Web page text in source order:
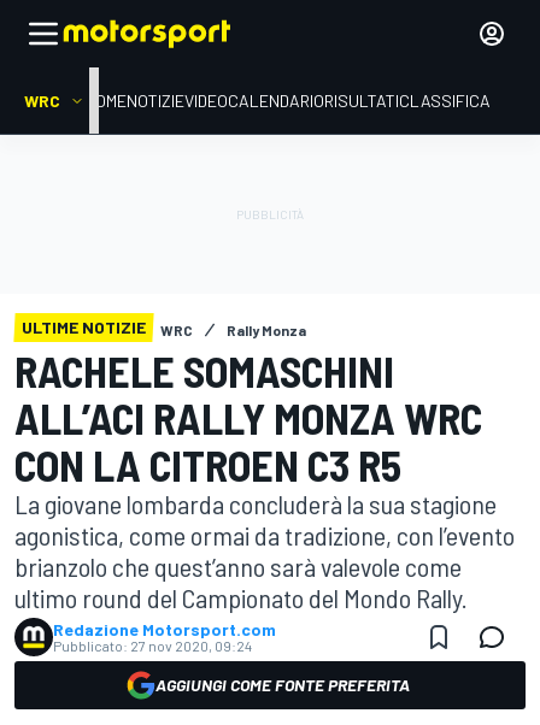
WRC HOMENOTIZIEVIDEOCALENDARIORISULTATICLASSIFICA
ULTIME NOTIZIE WRC Rally Monza
RACHELE SOMASCHINI
ALL’ACI RALLY MONZA WRC
CON LA CITROEN C3 R5
La giovane lombarda concluderà la sua stagione
agonistica, come ormai da tradizione, con l’evento
brianzolo che quest’anno sarà valevole come
ultimo round del Campionato del Mondo Rally.
Redazione Motorsport.com
Pubblicato: 27 nov 2020, 09:24
AGGIUNGI COME FONTE PREFERITA